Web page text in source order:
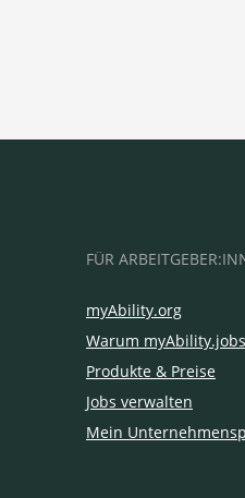
FÜR
myAbility.org
Warum myAbility.jobs
Produkte & Preise
Jobs verwalten
Mein